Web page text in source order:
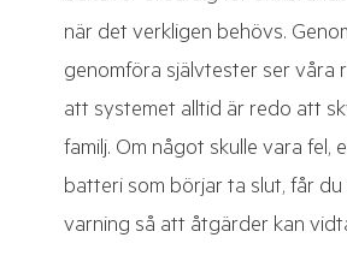
när det verkligen behövs.
genomföra självtester ser våra
att systemet alltid är redo att
familj. Om något skulle vara fel,
batteri som börjar ta slut, får
varning så att åtgärder kan